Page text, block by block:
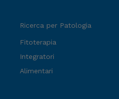
Ricerca per Patologia
Fitoterapia
Integratori
Alimentari